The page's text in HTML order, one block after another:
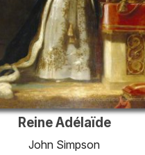
Reine Adélaïde
John Simpson